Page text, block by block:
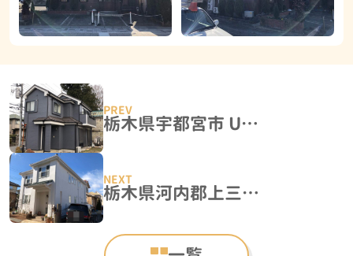
栃木県宇都宮市 U様邸 外壁塗装工事
栃木県河内郡上三川町 K様邸 屋根塗装・外壁塗装工事